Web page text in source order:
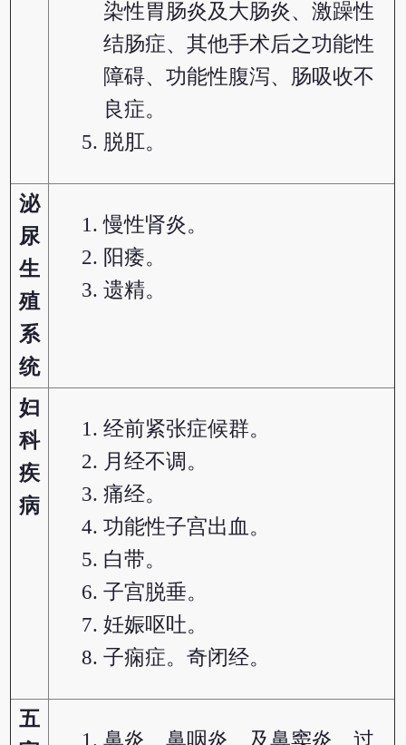
染性胃肠炎及大肠炎、激躁性
结肠症、其他手术后之功能性
障碍、功能性腹泻、肠吸收不
良症。
脱肛。
泌
尿
生
殖
系
统
慢性肾炎。
阳痿。
遗精。
妇
科
疾
病
经前紧张症候群。
月经不调。
痛经。
功能性子宫出血。
白带。
子宫脱垂。
妊娠呕吐。
子痫症。奇闭经。
五
鼻炎、鼻咽炎、及鼻窦炎、过